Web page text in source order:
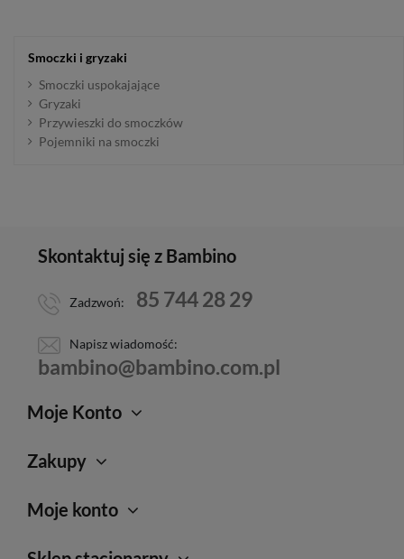
Smoczki i gryzaki
Smoczki uspokajające
Gryzaki
Przywieszki do smoczków
Pojemniki na smoczki
Skontaktuj się z Bambino
Zadzwoń: 85 744 28 29
Napisz wiadomość:
bambino@bambino.com.pl
Moje Konto
Zakupy
Moje konto